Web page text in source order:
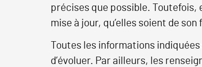
précises que possible. Toutefois,
mise à jour, qu’elles soient de
Toutes les informations
d’évoluer. Par ailleurs, les